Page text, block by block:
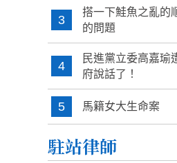
3
搭一下鮭魚之亂的
的問題
4
民進黨立委高嘉
府說話了！
5 馬籍女大生命案
駐站律師